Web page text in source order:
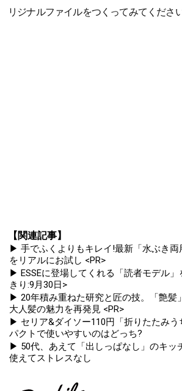
リジナルファイルをつくってみてください
【関連記事】
▶ 手でふくよりもキレイ!最新「水ぶき両
をリアルにお試し <PR>
▶ ESSEに登場してくれる「読者モデル
きり:9月30日>
▶ 20年積み重ねた研究と匠の技。「艶髪
大人髪の魅力を再発見 <PR>
▶ セリア&ダイソー110円「折りたたみう
パクトで使いやすいのはどっち?
▶ 50代、あえて「出しっぱなし」のキッ
使えてストレスなし